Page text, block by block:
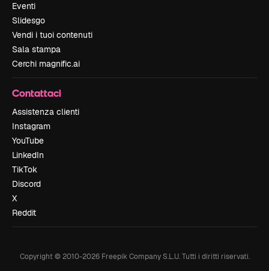
Eventi
Slidesgo
Vendi i tuoi contenuti
Sala stampa
Cerchi magnific.ai
Contattaci
Assistenza clienti
Instagram
YouTube
LinkedIn
TikTok
Discord
X
Reddit
Copyright © 2010-2026Freepik Company S.L.U. Tutti i diritti riservati.